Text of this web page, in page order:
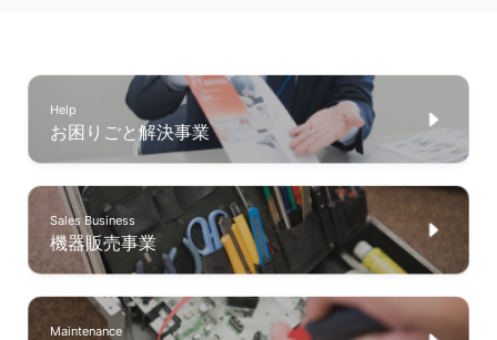
Help
お困りごと解決事業
Sales Business
機器販売事業
Maintenance